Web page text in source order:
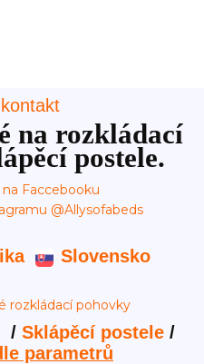
na rozkládací
postele.
Slovensko
/ Sklápěcí postele/
parametrů